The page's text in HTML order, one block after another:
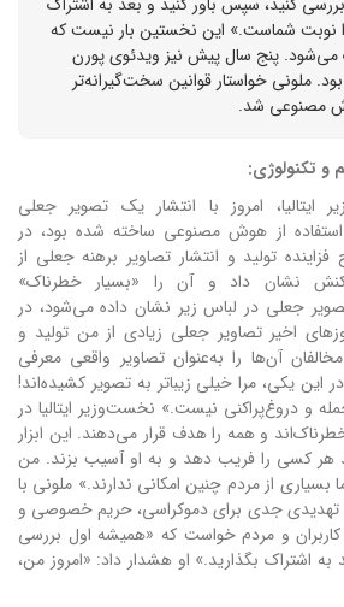
نوبت شماست.» این نخستین بار نیست که
می‌شود. پنج سال پیش نیز ویدئوی پورن
ملونی خواستار قوانین سخت‌گیرانه‌تر
مصنوعی شد.
و تکنولوژی:
ایتالیا، امروز با انتشار یک تصویر جعلی
از هوش مصنوعی ساخته شده بود، در
تولید و انتشار تصاویر برهنه جعلی از
نشان داد و آن را «بسیار خطرناک»
جعلی در لباس زیر نشان داده می‌شود، در
اخیر تصاویر جعلی زیادی از من تولید و
آن‌ها را به‌عنوان تصاویر واقعی معرفی
این یکی، مرا خیلی زیباتر به تصویر کشیده‌اند!
و دروغ‌پراکنی نیست.» نخست‌وزیر ایتالیا در
و همه را هدف قرار می‌دهند. این ابزار
هر کسی را فریب دهد و به او آسیب بزند. من
بسیاری از مردم چنین امکانی ندارند.» ملونی با
تهدیدی جدی برای دموکراسی، حریم خصوصی و
کاربران و مردم خواست که «همیشه اول بررسی
اشتراک بگذارید.» او هشدار داد: «امروز من،